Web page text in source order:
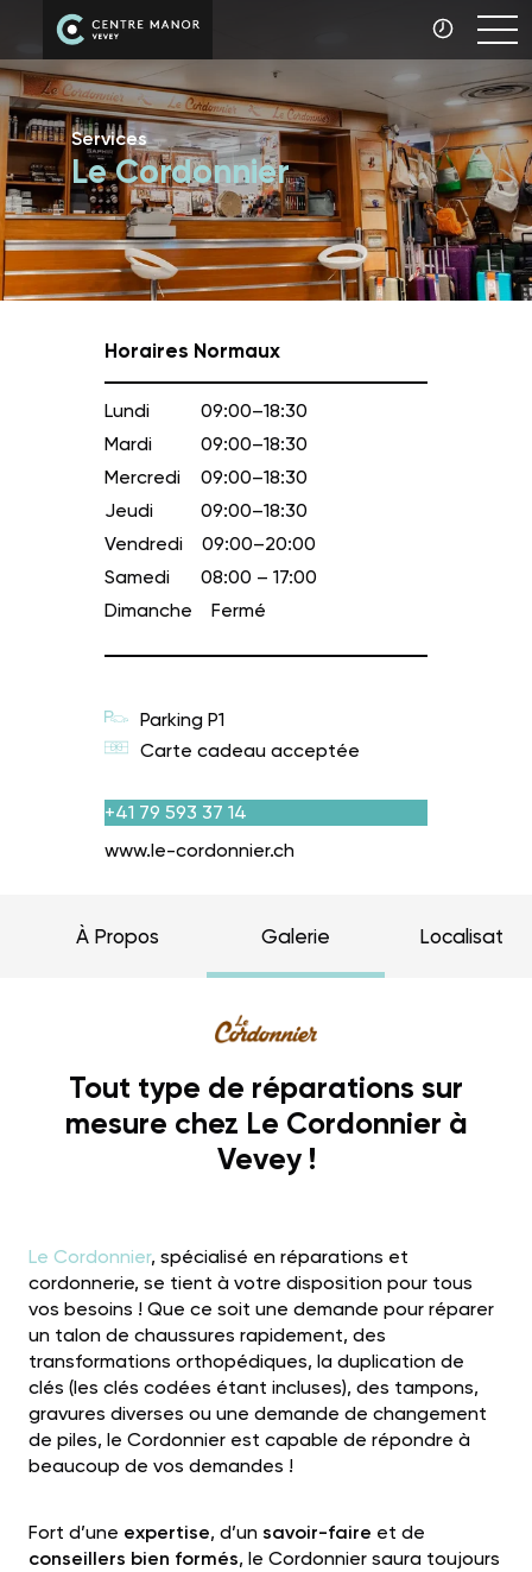
Services
Le Cordonnier
Horaires Normaux
Lundi
09:00–18:30
Mardi
09:00–18:30
Mercredi
09:00–18:30
Jeudi
09:00–18:30
Vendredi
09:00–20:00
Samedi
08:00 – 17:00
Dimanche
Fermé
Parking P1
Carte cadeau acceptée
+41 79 593 37 14
www.le-cordonnier.ch
À Propos Galerie Localisation
Tout type de réparations sur
mesure chez Le Cordonnier à
Vevey !
Le Cordonnier, spécialisé en réparations et
cordonnerie, se tient à votre disposition pour tous
vos besoins ! Que ce soit une demande pour réparer
un talon de chaussures rapidement, des
transformations orthopédiques, la duplication de
clés (les clés codées étant incluses), des tampons,
gravures diverses ou une demande de changement
de piles, le Cordonnier est capable de répondre à
beaucoup de vos demandes !
Fort d’une expertise, d’un savoir-faire et de
conseillers bien formés, le Cordonnier saura toujours